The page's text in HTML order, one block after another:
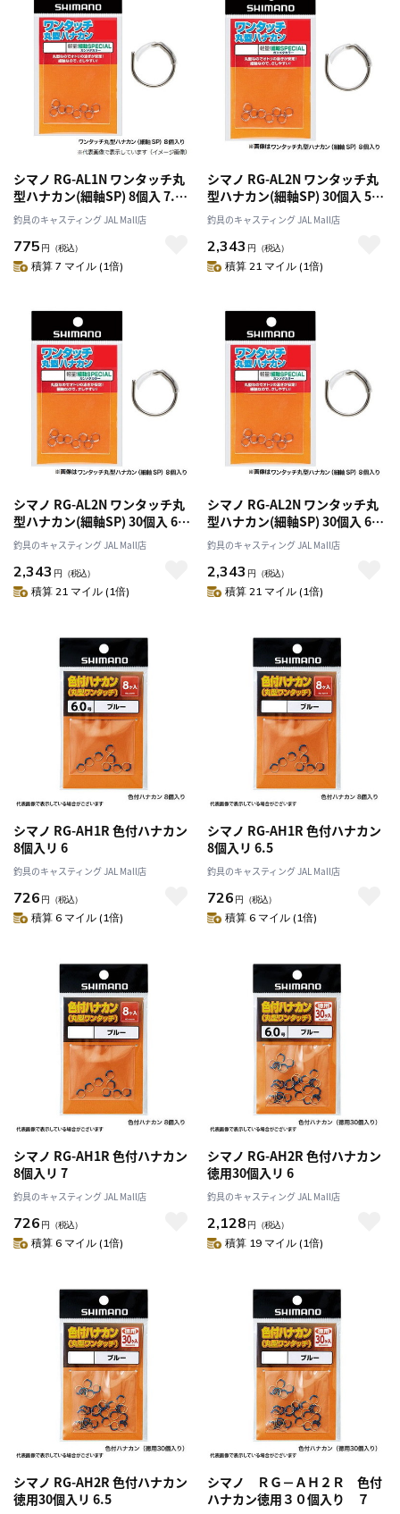
シマノ RG-AL1N ワンタッチ丸
型ハナカン(細軸SP) 8個入 7.0
号
釣具のキャスティング JAL Mall店
775 円 （税込）
積算 7 マイル (1倍)
シマノ RG-AL2N ワンタッチ丸
型ハナカン(細軸SP) 30個入 5.5
号
釣具のキャスティング JAL Mall店
2,343 円 （税込）
積算 21 マイル (1倍)
シマノ RG-AL2N ワンタッチ丸
型ハナカン(細軸SP) 30個入 6.0
号
釣具のキャスティング JAL Mall店
2,343 円 （税込）
積算 21 マイル (1倍)
シマノ RG-AL2N ワンタッチ丸
型ハナカン(細軸SP) 30個入 6.5
号
釣具のキャスティング JAL Mall店
2,343 円 （税込）
積算 21 マイル (1倍)
シマノ RG-AH1R 色付ハナカン
8個入リ 6
釣具のキャスティング JAL Mall店
726 円 （税込）
積算 6 マイル (1倍)
シマノ RG-AH1R 色付ハナカン
8個入リ 6.5
釣具のキャスティング JAL Mall店
726 円 （税込）
積算 6 マイル (1倍)
シマノ RG-AH1R 色付ハナカン
8個入リ 7
釣具のキャスティング JAL Mall店
726 円 （税込）
積算 6 マイル (1倍)
シマノ RG-AH2R 色付ハナカン
徳用30個入リ 6
釣具のキャスティング JAL Mall店
2,128 円 （税込）
積算 19 マイル (1倍)
シマノ RG-AH2R 色付ハナカン
徳用30個入リ 6.5
シマノ ＲＧ－ＡＨ２Ｒ 色付
ハナカン徳用３０個入り ７